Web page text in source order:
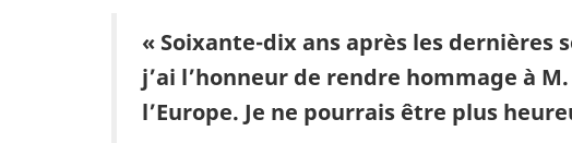
« Soixante-dix ans après les dernières
j’ai l’honneur de rendre hommage à
l’Europe. Je ne pourrais être plus